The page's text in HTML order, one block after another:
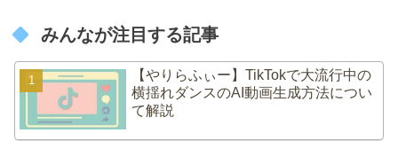
みんなが注目する記事
【やりらふぃー】TikTokで大流行中の
横揺れダンスのAI動画生成方法につい
て解説